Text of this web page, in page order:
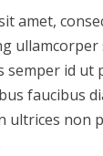
amet,
semper id ut
faucibus
ultrices non